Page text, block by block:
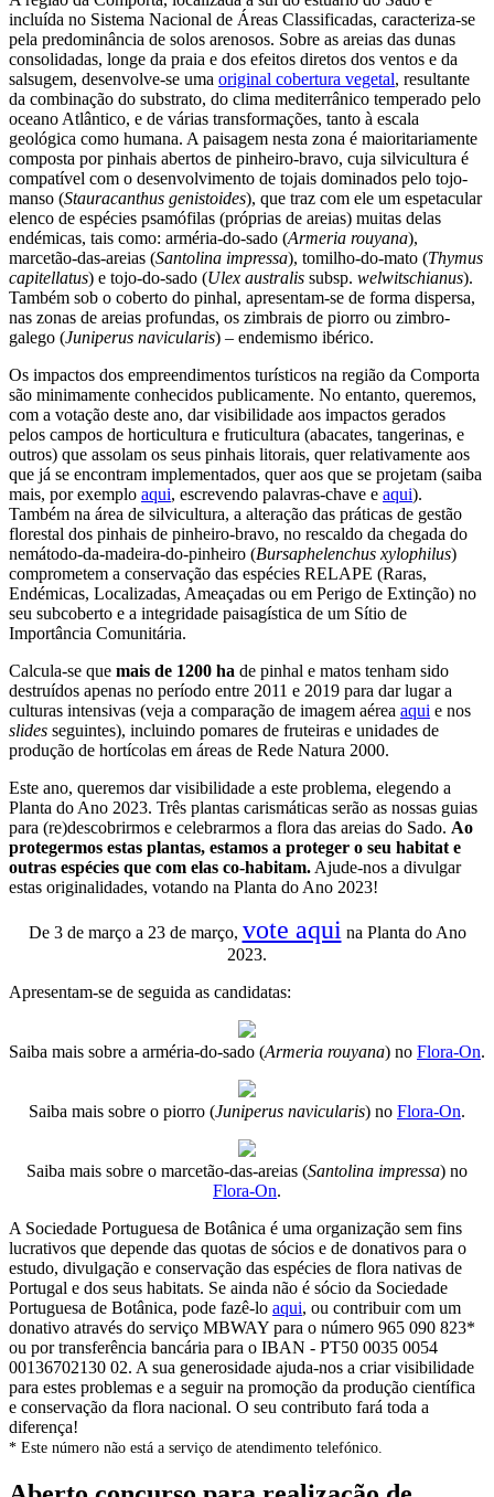
incluída no Sistema Nacional de Áreas Classificadas, caracteriza-se
pela predominância de solos arenosos. Sobre as areias das dunas
consolidadas, longe da praia e dos efeitos diretos dos ventos e da
salsugem, desenvolve-se uma original cobertura vegetal, resultante
da combinação do substrato, do clima mediterrânico temperado pelo
oceano Atlântico, e de várias transformações, tanto à escala
geológica como humana. A paisagem nesta zona é maioritariamente
composta por pinhais abertos de pinheiro-bravo, cuja silvicultura é
compatível com o desenvolvimento de tojais dominados pelo tojo-
manso (Stauracanthus genistoides), que traz com ele um espetacular
elenco de espécies psamófilas (próprias de areias) muitas delas
endémicas, tais como: arméria-do-sado (Armeria rouyana),
marcetão-das-areias (Santolina impressa), tomilho-do-mato (Thymus
capitellatus) e tojo-do-sado (Ulex australis subsp. welwitschianus).
Também sob o coberto do pinhal, apresentam-se de forma dispersa,
nas zonas de areias profundas, os zimbrais de piorro ou zimbro-
galego (Juniperus navicularis) – endemismo ibérico.
Os impactos dos empreendimentos turísticos na região da Comporta
são minimamente conhecidos publicamente. No entanto, queremos,
com a votação deste ano, dar visibilidade aos impactos gerados
pelos campos de horticultura e fruticultura (abacates, tangerinas, e
outros) que assolam os seus pinhais litorais, quer relativamente aos
que já se encontram implementados, quer aos que se projetam (saiba
mais, por exemplo aqui, escrevendo palavras-chave e aqui).
Também na área de silvicultura, a alteração das práticas de gestão
florestal dos pinhais de pinheiro-bravo, no rescaldo da chegada do
nemátodo-da-madeira-do-pinheiro (Bursaphelenchus xylophilus)
comprometem a conservação das espécies RELAPE (Raras,
Endémicas, Localizadas, Ameaçadas ou em Perigo de Extinção) no
seu subcoberto e a integridade paisagística de um Sítio de
Importância Comunitária.
Calcula-se que mais de 1200 ha de pinhal e matos tenham sido
destruídos apenas no período entre 2011 e 2019 para dar lugar a
culturas intensivas (veja a comparação de imagem aérea aqui e nos
slides seguintes), incluindo pomares de fruteiras e unidades de
produção de hortícolas em áreas de Rede Natura 2000.
Este ano, queremos dar visibilidade a este problema, elegendo a
Planta do Ano 2023. Três plantas carismáticas serão as nossas guias
para (re)descobrirmos e celebrarmos a flora das areias do Sado. Ao
protegermos estas plantas, estamos a proteger o seu habitat e
outras espécies que com elas co-habitam.Ajude-nos a divulgar
estas originalidades, votando na Planta do Ano 2023!
De 3 de março a 23 de março, vote aquina Planta do Ano
2023.
Apresentam-se de seguida as candidatas:
Saiba mais sobre a arméria-do-sado (Armeria rouyana) no Flora-On.
Saiba mais sobre o piorro (Juniperus navicularis) no Flora-On.
Saiba mais sobre o marcetão-das-areias (Santolina impressa) no
Flora-On.
A Sociedade Portuguesa de Botânica é uma organização sem fins
lucrativos que depende das quotas de sócios e de donativos para o
estudo, divulgação e conservação das espécies de flora nativas de
Portugal e dos seus habitats. Se ainda não é sócio da Sociedade
Portuguesa de Botânica, pode fazê-lo aqui, ou contribuir com um
donativo através do serviço MBWAY para o número 965 090 823*
ou por transferência bancária para o IBAN - PT50 0035 0054
00136702130 02. A sua generosidade ajuda-nos a criar visibilidade
para estes problemas e a seguir na promoção da produção científica
e conservação da flora nacional. O seu contributo fará toda a
diferença!
* Este número não está a serviço de atendimento telefónico.